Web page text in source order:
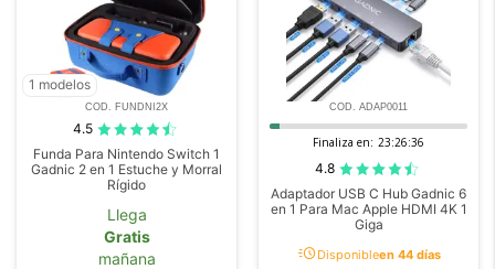
1 modelos
COD. FUNDNI2X
4.5
Funda Para Nintendo Switch 1
Gadnic 2 en 1 Estuche y Morral
Rígido
Llega
Gratis
mañana
COD. ADAP0011
Finaliza en: 23:26:35
4.8
Adaptador USB C Hub Gadnic 6
en 1 Para Mac Apple HDMI 4K 1
Giga
acuteDisponibleen 44 días